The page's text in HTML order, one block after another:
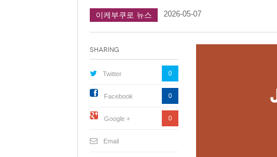
이케부쿠로 뉴스 2026-05-07
Sharing
Twitter 0
Facebook 0
Google + 0
Email